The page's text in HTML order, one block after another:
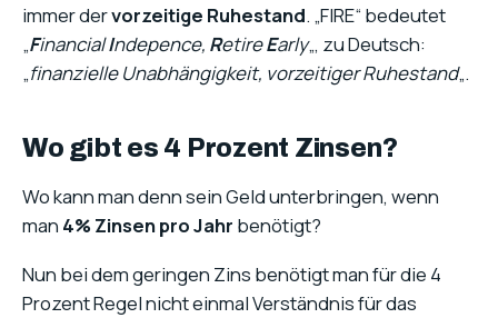
immer dervorzeitige Ruhestand. „FIRE“ bedeutet
„FinancialIndepence, RetireEarly„, zu Deutsch:
„finanzielle Unabhängigkeit, vorzeitiger Ruhestand„.
Wo gibt es 4 Prozent Zinsen?
Wo kann man denn sein Geld unterbringen, wenn
man 4% Zinsen pro Jahr benötigt?
Nun bei dem geringen Zins benötigt man für die 4
Prozent Regel nicht einmal Verständnis für das